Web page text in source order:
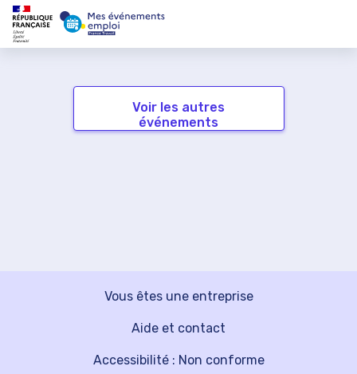
Voir les autres
événements
Vous êtes une entreprise
Aide et contact
Accessibilité : Non conforme